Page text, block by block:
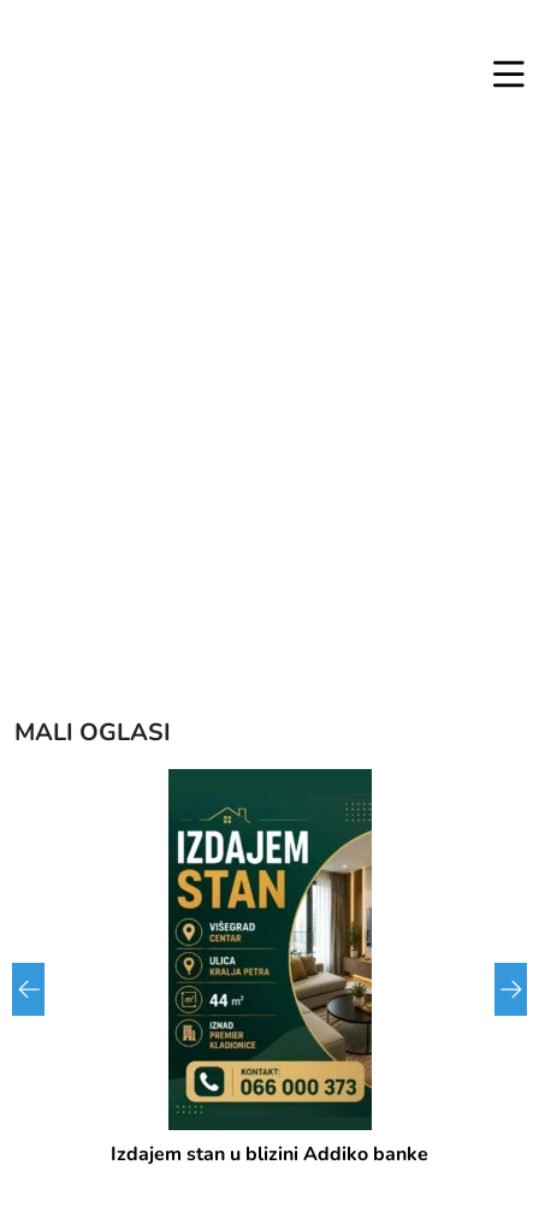
MALI OGLASI
Izdajem stan u blizini Addiko banke